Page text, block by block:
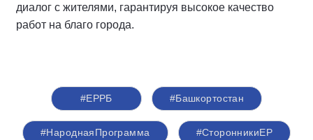
диалог с жителями, гарантируя высокое качество
работ на благо города.
#ЕРРБ #Башкортостан
#НароднаяПрограмма #СторонникиЕР